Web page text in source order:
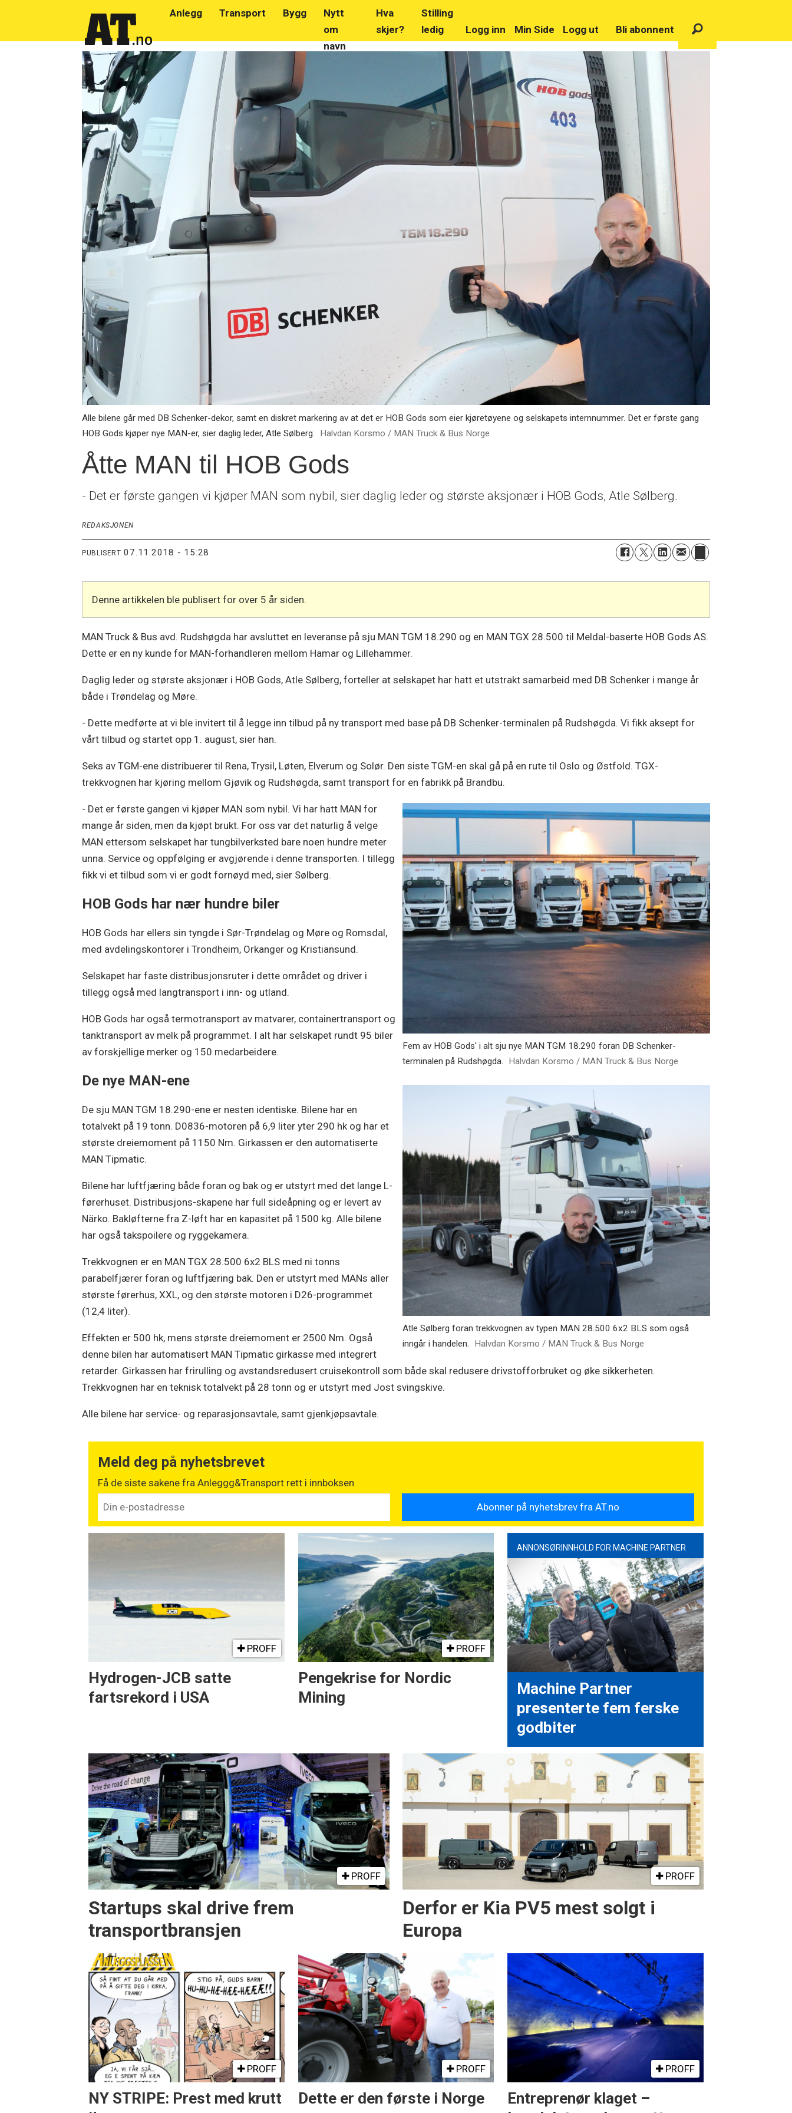
Anlegg Transport Bygg
Nytt
om
navn
Hva
skjer?
Stilling
ledig
Logg inn Min Side Logg ut Bli abonnent
Alle bilene går med DB Schenker-dekor, samt en diskret markering av at det er HOB Gods som eier kjøretøyene og selskapets internnummer. Det er første gang
HOB Gods kjøper nye MAN-er, sier daglig leder, Atle Sølberg.
Halvdan Korsmo / MAN Truck & Bus Norge
Åtte MAN til HOB Gods
- Det er første gangen vi kjøper MAN som nybil, sier daglig leder og største aksjonær i HOB Gods, Atle Sølberg.
REDAKSJONEN
PUBLISERT 07.11.2018 - 15:28
Denne artikkelen ble publisert for over 5 år siden.
MAN Truck & Bus avd. Rudshøgda har avsluttet en leveranse på sju MAN TGM 18.290 og en MAN TGX 28.500 til Meldal-baserte HOB Gods AS.
Dette er en ny kunde for MAN-forhandleren mellom Hamar og Lillehammer.
Daglig leder og største aksjonær i HOB Gods, Atle Sølberg, forteller at selskapet har hatt et utstrakt samarbeid med DB Schenker i mange år
både i Trøndelag og Møre.
- Dette medførte at vi ble invitert til å legge inn tilbud på ny transport med base på DB Schenker-terminalen på Rudshøgda. Vi fikk aksept for
vårt tilbud og startet opp 1. august, sier han.
Seks av TGM-ene distribuerer til Rena, Trysil, Løten, Elverum og Solør. Den siste TGM-en skal gå på en rute til Oslo og Østfold. TGX-
trekkvognen har kjøring mellom Gjøvik og Rudshøgda, samt transport for en fabrikk på Brandbu.
Fem av HOB Gods' i alt sju nye MAN TGM 18.290 foran DB Schenker-
terminalen på Rudshøgda.
Halvdan Korsmo / MAN Truck & Bus Norge
- Det er første gangen vi kjøper MAN som nybil. Vi har hatt MAN for
mange år siden, men da kjøpt brukt. For oss var det naturlig å velge
MAN ettersom selskapet har tungbilverksted bare noen hundre meter
unna. Service og oppfølging er avgjørende i denne transporten. I tillegg
fikk vi et tilbud som vi er godt fornøyd med, sier Sølberg.
Atle Sølberg foran trekkvognen av typen MAN 28.500 6x2 BLS som også
inngår i handelen.
Halvdan Korsmo / MAN Truck & Bus Norge
HOB Gods har nær hundre biler
HOB Gods har ellers sin tyngde i Sør-Trøndelag og Møre og Romsdal,
med avdelingskontorer i Trondheim, Orkanger og Kristiansund.
Selskapet har faste distribusjonsruter i dette området og driver i
tillegg også med langtransport i inn- og utland.
HOB Gods har også termotransport av matvarer, containertransport og
tanktransport av melk på programmet. I alt har selskapet rundt 95 biler
av forskjellige merker og 150 medarbeidere.
De nye MAN-ene
De sju MAN TGM 18.290-ene er nesten identiske. Bilene har en
totalvekt på 19 tonn. D0836-motoren på 6,9 liter yter 290 hk og har et
største dreiemoment på 1150 Nm. Girkassen er den automatiserte
MAN Tipmatic.
Bilene har luftfjæring både foran og bak og er utstyrt med det lange L-
førerhuset. Distribusjons-skapene har full sideåpning og er levert av
Närko. Bakløfterne fra Z-løft har en kapasitet på 1500 kg. Alle bilene
har også takspoilere og ryggekamera.
Trekkvognen er en MAN TGX 28.500 6x2 BLS med ni tonns
parabelfjærer foran og luftfjæring bak. Den er utstyrt med MANs aller
største førerhus, XXL, og den største motoren i D26-programmet
(12,4 liter).
Effekten er 500 hk, mens største dreiemoment er 2500 Nm. Også
denne bilen har automatisert MAN Tipmatic girkasse med integrert
retarder. Girkassen har frirulling og avstandsredusert cruisekontroll som både skal redusere drivstofforbruket og øke sikkerheten.
Trekkvognen har en teknisk totalvekt på 28 tonn og er utstyrt med Jost svingskive.
Alle bilene har service- og reparasjonsavtale, samt gjenkjøpsavtale.
Meld deg på nyhetsbrevet
Få de siste sakene fra Anleggg&Transport rett i innboksen
PROFF
Hydrogen-JCB satte
fartsrekord i USA
PROFF
Pengekrise for Nordic
Mining
ANNONSØRINNHOLD FOR MACHINE PARTNER
Machine Partner
presenterte fem ferske
godbiter
PROFF
Startups skal drive frem
transportbransjen
PROFF
Derfor er Kia PV5 mest solgt i
Europa
PROFF
NY STRIPE: Prest med krutt
PROFF
Dette er den første i Norge
PROFF
Entreprenør klaget –